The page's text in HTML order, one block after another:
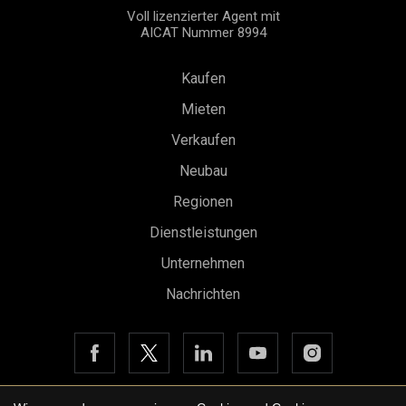
Voll lizenzierter Agent mit
AICAT Nummer 8994
Kaufen
Mieten
Verkaufen
Neubau
Regionen
Dienstleistungen
Unternehmen
Nachrichten
Konfiguration speichern